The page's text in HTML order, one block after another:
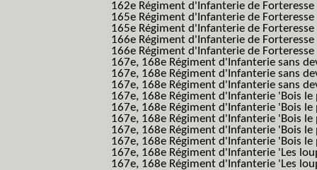
162e Régiment d'Infanterie de
165e Régiment d'Infanterie de Forteresse
165e Régiment d'Infanterie de Forteresse
166e Régiment d'Infanterie de Forteresse
166e Régiment d'Infanterie de Forteresse
167e, 168e Régiment d'Infanterie sans
167e, 168e Régiment d'Infanterie sans
167e, 168e Régiment d'Infanterie sans
167e, 168e Régiment d'Infanterie 'Bois
167e, 168e Régiment d'Infanterie 'Bois
167e, 168e Régiment d'Infanterie 'Bois
167e, 168e Régiment d'Infanterie 'Bois
167e, 168e Régiment d'Infanterie 'Bois
167e, 168e Régiment d'Infanterie 'Les
167e, 168e Régiment d'Infanterie 'Les